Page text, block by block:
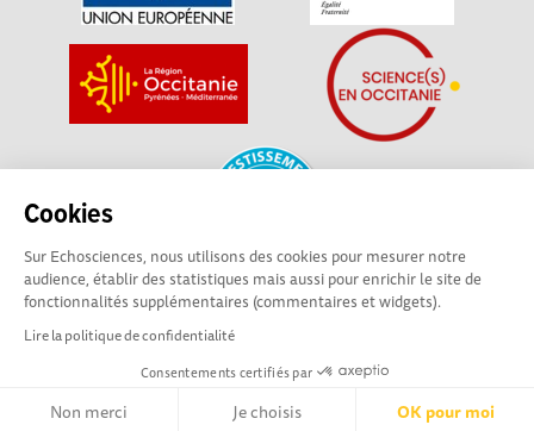
Cookies
Sur Echosciences, nous utilisons des cookies pour mesurer notre
audience, établir des statistiques mais aussi pour enrichir le site de
fonctionnalités supplémentaires (commentaires et widgets).
Lire la politique de confidentialité
Consentements certifiés par
Non merci Je choisis OK pour moi
La plateforme Science(s) en Occitanie est le média social des
amateurs de sciences et de technologies du territoire. Elle
est propulsée par Instant Science, avec la participation et le
soutien de nombreux acteurs locaux. Ce projet est cofinancé
par les Investissements d'avenir, la Région Occitanie et